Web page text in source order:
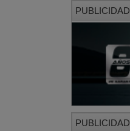
PUBLICIDAD
PUBLICIDAD